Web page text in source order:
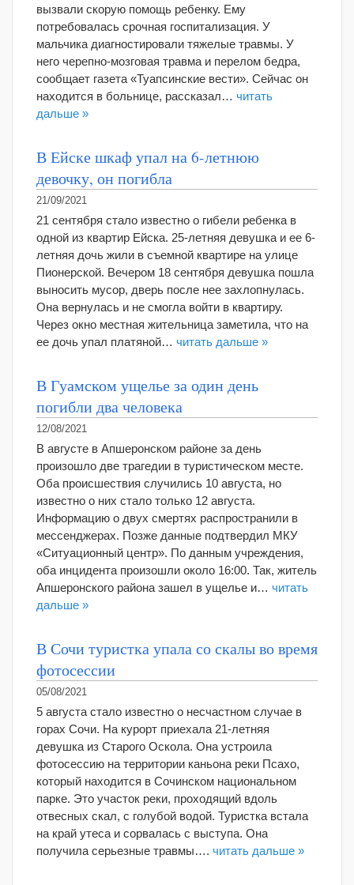
вызвали скорую помощь ребенку. Ему
потребовалась срочная госпитализация. У
мальчика диагностировали тяжелые травмы. У
него черепно-мозговая травма и перелом бедра,
сообщает газета «Туапсинские вести». Сейчас он
находится в больнице, рассказал… читать
дальше »
В Ейске шкаф упал на 6-летнюю
девочку, он погибла
21/09/2021
21 сентября стало известно о гибели ребенка в
одной из квартир Ейска. 25-летняя девушка и ее 6-
летняя дочь жили в съемной квартире на улице
Пионерской. Вечером 18 сентября девушка пошла
выносить мусор, дверь после нее захлопнулась.
Она вернулась и не смогла войти в квартиру.
Через окно местная жительница заметила, что на
ее дочь упал платяной… читать дальше »
В Гуамском ущелье за один день
погибли два человека
12/08/2021
В августе в Апшеронском районе за день
произошло две трагедии в туристическом месте.
Оба происшествия случились 10 августа, но
известно о них стало только 12 августа.
Информацию о двух смертях распространили в
мессенджерах. Позже данные подтвердил МКУ
«Ситуационный центр». По данным учреждения,
оба инцидента произошли около 16:00. Так, житель
Апшеронского района зашел в ущелье и… читать
дальше »
В Сочи туристка упала со скалы во время
фотосессии
05/08/2021
5 августа стало известно о несчастном случае в
горах Сочи. На курорт приехала 21-летняя
девушка из Старого Оскола. Она устроила
фотосессию на территории каньона реки Псахо,
который находится в Сочинском национальном
парке. Это участок реки, проходящий вдоль
отвесных скал, с голубой водой. Туристка встала
на край утеса и сорвалась с выступа. Она
получила серьезные травмы…. читать дальше »